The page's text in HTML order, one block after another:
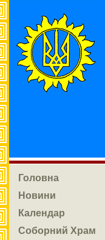
Головна
Новини
Календар
Соборний Храм